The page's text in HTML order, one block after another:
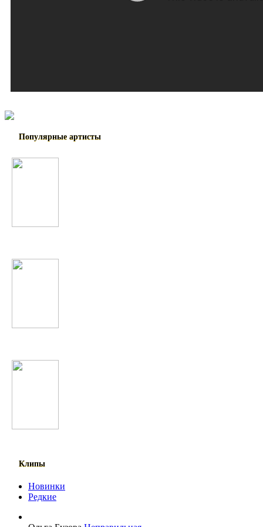
Популярные артисты
Клипы
Новинки
Редкие